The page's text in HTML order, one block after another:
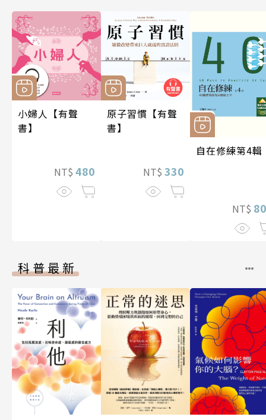
小婦人【有聲
書】
NT$ 480
原子習慣【有聲
書】
NT$ 330
自在修練第4輯
NT$
科普最新